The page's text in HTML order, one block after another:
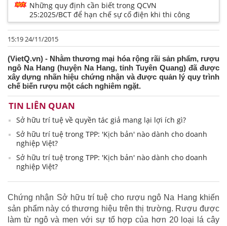
Những quy định cần biết trong QCVN
25:2025/BCT để hạn chế sự cố điện khi thi công
15:19 24/11/2015
(VietQ.vn) - Nhằm thương mại hóa rộng rãi sản phẩm, rượu
ngô Na Hang (huyện Na Hang, tỉnh Tuyên Quang) đã được
xây dựng nhãn hiệu chứng nhận và được quản lý quy trình
chế biến rượu một cách nghiêm ngặt.
TIN LIÊN QUAN
Sở hữu trí tuệ về quyền tác giả mang lại lợi ích gì?
Sở hữu trí tuệ trong TPP: 'Kịch bản' nào dành cho doanh
nghiệp Việt?
Sở hữu trí tuệ trong TPP: 'Kịch bản' nào dành cho doanh
nghiệp Việt?
Chứng nhận Sở hữu trí tuệ cho rượu ngô Na Hang khiến
sản phẩm này có thương hiệu trên thị trường. Rượu được
làm từ ngô và men với sự tổ hợp của hơn 20 loại lá cây